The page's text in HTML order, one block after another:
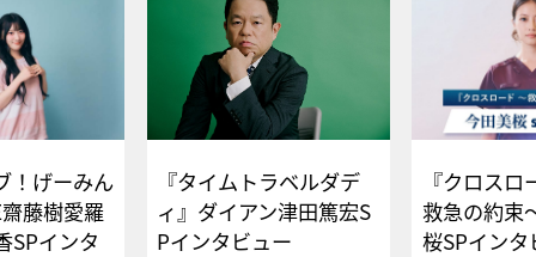
！げーみん
藤樹愛羅
SPインタ
『タイムトラベルダデ
ィ』ダイアン津田篤宏S
Pインタビュー
『クロス
救急の約束
桜SPイ